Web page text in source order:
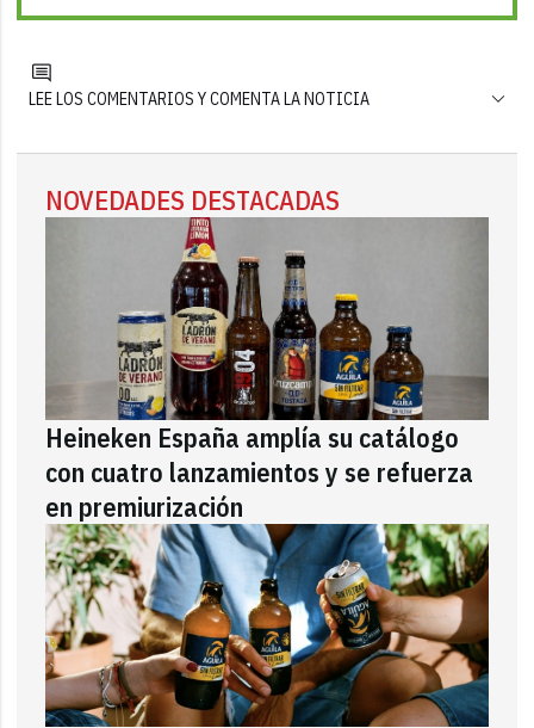
LEE LOS COMENTARIOS Y COMENTA LA NOTICIA
NOVEDADES DESTACADAS
Heineken España amplía su catálogo
con cuatro lanzamientos y se refuerza
en premiurización